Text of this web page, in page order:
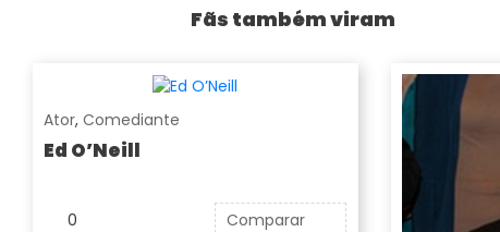
Fãs também viram
Ator, Comediante
Ed O’Neill
0 Comparar